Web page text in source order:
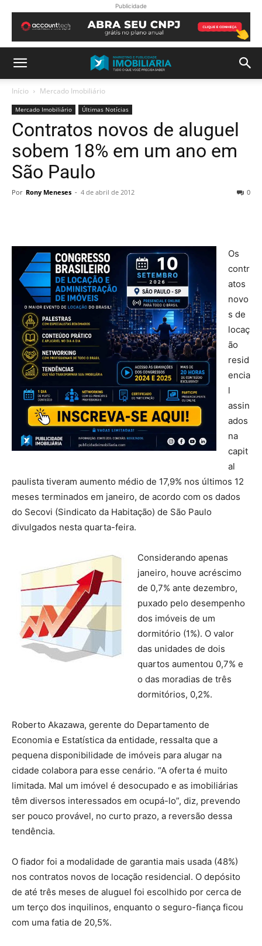
Publicidade
Início Mercado Imobiliário
Mercado Imobiliário Últimas Notícias
Contratos novos de aluguel
sobem 18% em um ano em
São Paulo
Por Rony Meneses - 4 de abril de 2012 0
Os
contr
atos
novo
s de
locaç
ão
resid
encia
l
assin
ados
na
capit
al
paulista tiveram aumento médio de 17,9% nos últimos 12
meses terminados em janeiro, de acordo com os dados
do Secovi (Sindicato da Habitação) de São Paulo
divulgados nesta quarta-feira.
Considerando apenas
janeiro, houve acréscimo
de 0,7% ante dezembro,
puxado pelo desempenho
dos imóveis de um
dormitório (1%). O valor
das unidades de dois
quartos aumentou 0,7% e
o das moradias de três
dormitórios, 0,2%.
Roberto Akazawa, gerente do Departamento de
Economia e Estatística da entidade, ressalta que a
pequena disponibilidade de imóveis para alugar na
cidade colabora para esse cenário. “A oferta é muito
limitada. Mal um imóvel é desocupado e as imobiliárias
têm diversos interessados em ocupá-lo”, diz, prevendo
ser pouco provável, no curto prazo, a reversão dessa
tendência.
O fiador foi a modalidade de garantia mais usada (48%)
nos contratos novos de locação residencial. O depósito
de até três meses de aluguel foi escolhido por cerca de
um terço dos inquilinos, enquanto o seguro-fiança ficou
com uma fatia de 20,5%.